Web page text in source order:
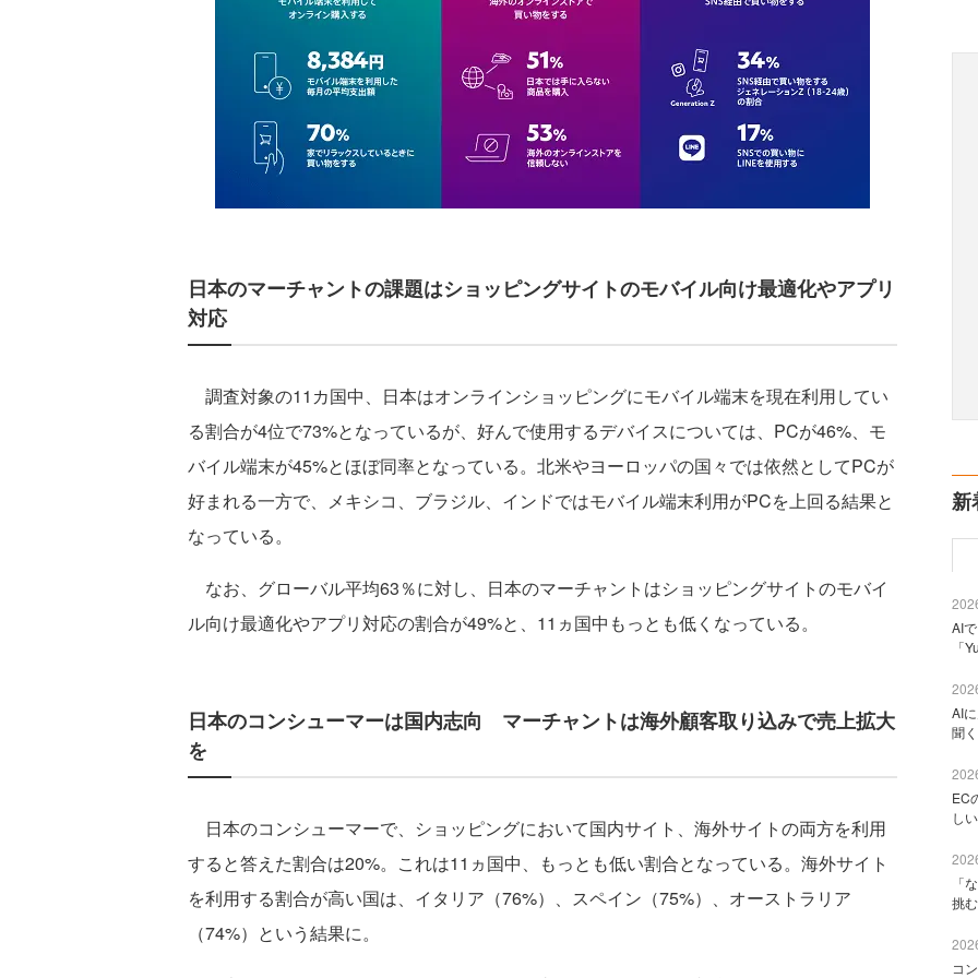
日本のマーチャントの課題はショッピングサイトのモバイル向け最適化やアプリ
対応
調査対象の11カ国中、日本はオンラインショッピングにモバイル端末を現在利用してい
る割合が4位で73%となっているが、好んで使用するデバイスについては、PCが46%、モ
バイル端末が45%とほぼ同率となっている。北米やヨーロッパの国々では依然としてPCが
好まれる一方で、メキシコ、ブラジル、インドではモバイル端末利用がPCを上回る結果と
なっている。
なお、グローバル平均63％に対し、日本のマーチャントはショッピングサイトのモバイ
ル向け最適化やアプリ対応の割合が49%と、11ヵ国中もっとも低くなっている。
日本のコンシューマーは国内志向 マーチャントは海外顧客取り込みで売上拡大
を
日本のコンシューマーで、ショッピングにおいて国内サイト、海外サイトの両方を利用
すると答えた割合は20%。これは11ヵ国中、もっとも低い割合となっている。海外サイト
を利用する割合が高い国は、イタリア（76%）、スペイン（75%）、オーストラリア
（74%）という結果に。
新
AI
「
AI
聞
EC
し
「
挑
コ